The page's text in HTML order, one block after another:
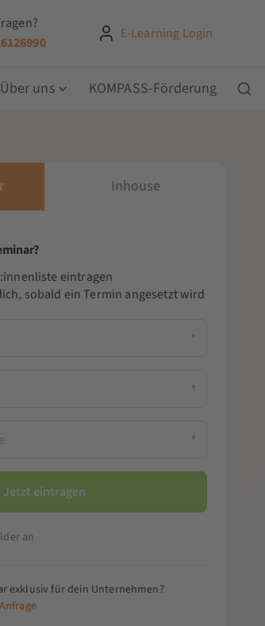
E-Learning Login
Über uns KOMPASS-Förderung
Inhouse
eintragen
sobald ein Termin angesetzt wird
an
*
*
*
exklusiv für dein Unternehmen?